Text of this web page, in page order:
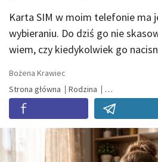
Karta SIM w moim telefonie ma
wybieraniu. Do dziś go nie
wiem, czy kiedykolwiek go
Bożena Krawiec
Strona główna
Rodzina